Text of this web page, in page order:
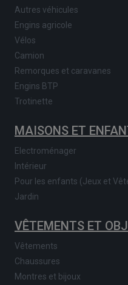
Autres véhicules
Engins agricole
Vélos
Camion
Remorques et caravanes
Engins BTP
Trotinette
MAISONS ET
Electroménager
Intérieur
Pour les enfants (Jeux et
Jardin
VÊTEMENTS ET
Vêtements
Chaussures
Montres et bijoux